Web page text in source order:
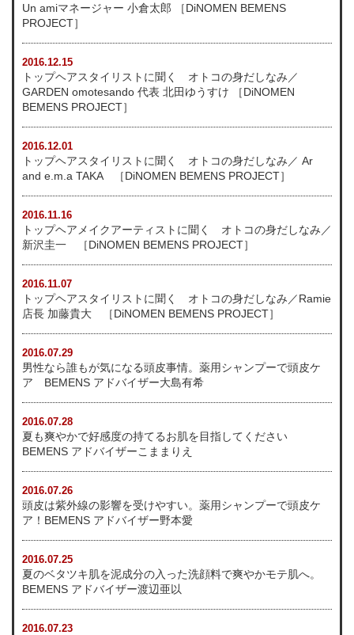
Un amiマネージャー 小倉太郎 ［DiNOMEN BEMENS
PROJECT］
2016.12.15
トップヘアスタイリストに聞く オトコの身だしなみ／
GARDEN omotesando 代表 北田ゆうすけ ［DiNOMEN
BEMENS PROJECT］
2016.12.01
トップヘアスタイリストに聞く オトコの身だしなみ／ Ar
and e.m.a TAKA ［DiNOMEN BEMENS PROJECT］
2016.11.16
トップヘアメイクアーティストに聞く オトコの身だしなみ／
新沢圭一 ［DiNOMEN BEMENS PROJECT］
2016.11.07
トップヘアスタイリストに聞く オトコの身だしなみ／Ramie
店長 加藤貴大 ［DiNOMEN BEMENS PROJECT］
2016.07.29
男性なら誰もが気になる頭皮事情。薬用シャンプーで頭皮ケ
ア BEMENS アドバイザー大島有希
2016.07.28
夏も爽やかで好感度の持てるお肌を目指してください
BEMENS アドバイザーこままりえ
2016.07.26
頭皮は紫外線の影響を受けやすい。薬用シャンプーで頭皮ケ
ア！BEMENS アドバイザー野本愛
2016.07.25
夏のベタツキ肌を泥成分の入った洗顔料で爽やかモテ肌へ。
BEMENS アドバイザー渡辺亜以
2016.07.23